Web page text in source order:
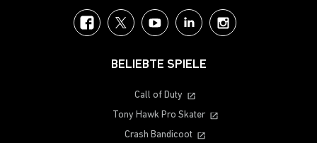
FacebookTwitter YouTubeLinkedIn
BELIEBTE SPIELE
Call of Duty
Tony Hawk Pro Skater
Crash Bandicoot